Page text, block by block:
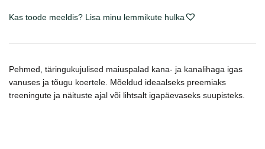
dresūrai
kogus
Kas toode meeldis? Lisa minu lemmikute hulka
Pehmed, täringukujulised maiuspalad kana- ja kanalihaga igas
vanuses ja tõugu koertele. Mõeldud ideaalseks preemiaks
treeningute ja näituste ajal või lihtsalt igapäevaseks suupisteks.